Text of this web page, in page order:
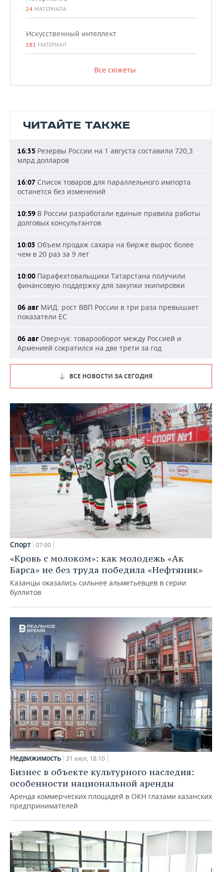
24 МАТЕРИАЛА
Искусственный интеллект
181 МАТЕРИАЛ
Все сюжеты
ЧИТАЙТЕ ТАКЖЕ
16:35 Резервы России на 1 августа составили 720,3
млрд долларов
16:07 Список товаров для параллельного импорта
останется без изменений
10:59 В России разработали единые правила работы
долговых консультантов
10:03 Объем продаж сахара на бирже вырос более
чем в 20 раз за 9 лет
10:00 Парафехтовальщики Татарстана получили
финансовую поддержку для закупки экипировки
06 авг МИД: рост ВВП России в три раза превышает
показатели ЕС
06 авг Оверчук: товарооборот между Россией и
Арменией сократился на две трети за год
ВСЕ НОВОСТИ ЗА СЕГОДНЯ
Спорт 07:00
«Кровь с молоком»: как молодежь «Ак
Барса» не без труда победила «Нефтяник»
Казанцы оказались сильнее альметьевцев в серии
буллитов
Недвижимость 31 июл, 18:10
Бизнес в объекте культурного наследия:
особенности национальной аренды
Аренда коммерческих площадей в ОКН глазами казанских
предпринимателей